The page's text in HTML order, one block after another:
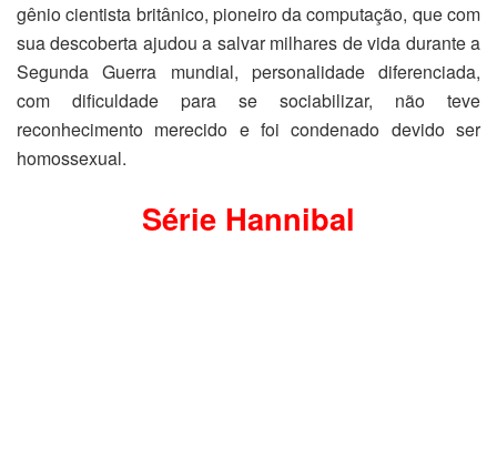
gênio cientista britânico, pioneiro da computação, que com
sua descoberta ajudou a salvar milhares de vida durante a
Segunda Guerra mundial, personalidade diferenciada,
com dificuldade para se sociabilizar, não teve
reconhecimento merecido e foi condenado devido ser
homossexual.
Série Hannibal